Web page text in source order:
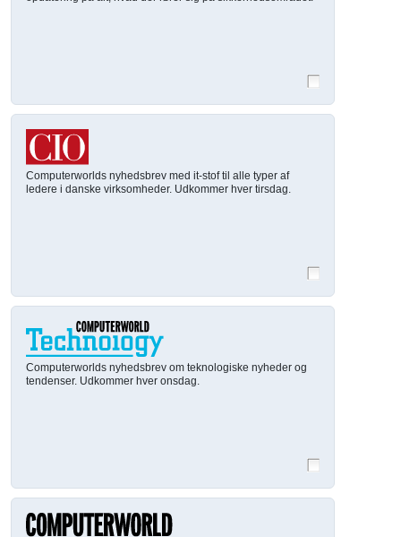
Computerworlds nyhedsbrev med it-stof til alle typer af
ledere i danske virksomheder. Udkommer hver tirsdag.
Computerworlds nyhedsbrev om teknologiske nyheder og
tendenser. Udkommer hver onsdag.